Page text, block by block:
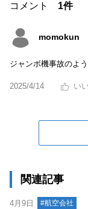
コメント 1件
momokun
ジャンボ機事故のよ
2025/4/14
関連記事
4月9日 #航空会社